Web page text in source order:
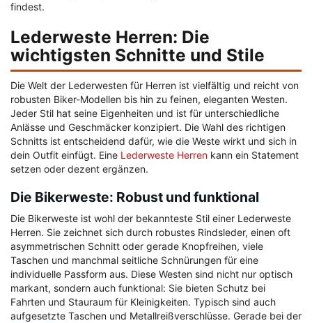
findest.
Lederweste Herren: Die
wichtigsten Schnitte und Stile
Die Welt der Lederwesten für Herren ist vielfältig und reicht von
robusten Biker-Modellen bis hin zu feinen, eleganten Westen.
Jeder Stil hat seine Eigenheiten und ist für unterschiedliche
Anlässe und Geschmäcker konzipiert. Die Wahl des richtigen
Schnitts ist entscheidend dafür, wie die Weste wirkt und sich in
dein Outfit einfügt. Eine Lederweste Herren kann ein Statement
setzen oder dezent ergänzen.
Die Bikerweste: Robust und funktional
Die Bikerweste ist wohl der bekannteste Stil einer Lederweste
Herren. Sie zeichnet sich durch robustes Rindsleder, einen oft
asymmetrischen Schnitt oder gerade Knopfreihen, viele
Taschen und manchmal seitliche Schnürungen für eine
individuelle Passform aus. Diese Westen sind nicht nur optisch
markant, sondern auch funktional: Sie bieten Schutz bei
Fahrten und Stauraum für Kleinigkeiten. Typisch sind auch
aufgesetzte Taschen und Metallreißverschlüsse. Gerade bei der